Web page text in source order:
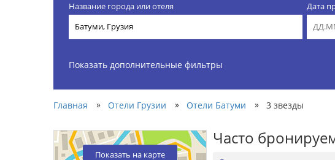
Название города или отеля Дата
Показать дополнительные фильтры
Главная » Отели Грузии » Отели Батуми » 3 звезды
Показать на карте
Часто